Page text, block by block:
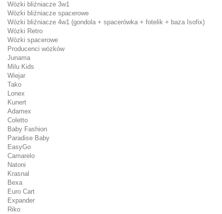
Wózki bliźniacze 3w1
Wózki bliźniacze spacerowe
Wózki bliźniacze 4w1 (gondola + spacerówka + fotelik + baza Isofix)
Wózki Retro
Wózki spacerowe
Producenci wózków
Junama
Milu Kids
Wiejar
Tako
Lonex
Kunert
Adamex
Coletto
Baby Fashion
Paradise Baby
EasyGo
Camarelo
Natoni
Krasnal
Bexa
Euro Cart
Expander
Riko